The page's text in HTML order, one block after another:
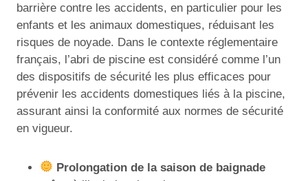
barrière contre les accidents, en particulier pour les
enfants et les animaux domestiques, réduisant les
risques de noyade. Dans le contexte réglementaire
français, l’abri de piscine est considéré comme l’un
des dispositifs de sécurité les plus efficaces pour
prévenir les accidents domestiques liés à la piscine,
assurant ainsi la conformité aux normes de sécurité
en vigueur.
Prolongation de la saison de baignade